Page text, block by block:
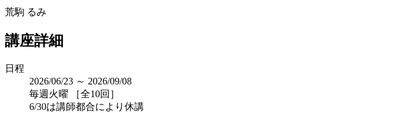
荒駒 るみ
講座詳細
日程
2026/06/23 ～ 2026/09/08
毎週火曜 ［全10回］
6/30は講師都合により休講